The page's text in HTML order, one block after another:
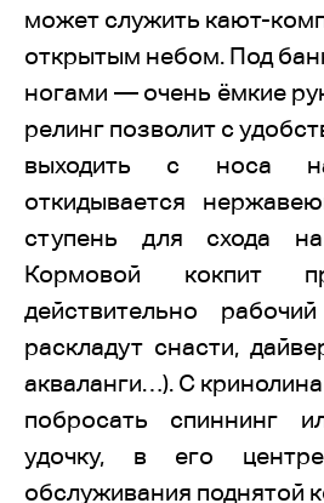
может служить кают-
открытым небом. Под
ногами — очень ёмкие
релинг позволит с
выходить с носа
откидывается
ступень для схода
Кормовой кокпит
действительно
раскладут снасти,
акваланги…). С
побросать спиннинг
удочку, в его
обслуживания поднятой